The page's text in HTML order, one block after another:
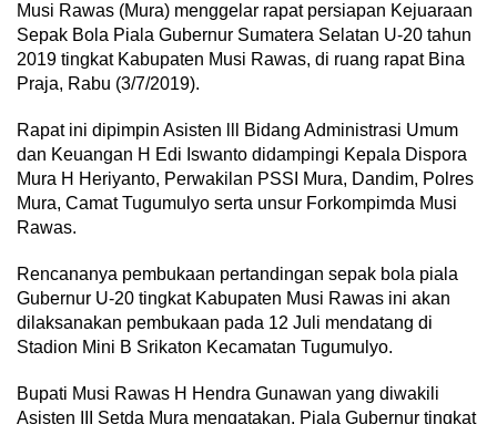
Musi Rawas (Mura) menggelar rapat persiapan Kejuaraan
Sepak Bola Piala Gubernur Sumatera Selatan U-20 tahun
2019 tingkat Kabupaten Musi Rawas, di ruang rapat Bina
Praja, Rabu (3/7/2019).
Rapat ini dipimpin Asisten lll Bidang Administrasi Umum
dan Keuangan H Edi Iswanto didampingi Kepala Dispora
Mura H Heriyanto, Perwakilan PSSI Mura, Dandim, Polres
Mura, Camat Tugumulyo serta unsur Forkompimda Musi
Rawas.
Rencananya pembukaan pertandingan sepak bola piala
Gubernur U-20 tingkat Kabupaten Musi Rawas ini akan
dilaksanakan pembukaan pada 12 Juli mendatang di
Stadion Mini B Srikaton Kecamatan Tugumulyo.
Bupati Musi Rawas H Hendra Gunawan yang diwakili
Asisten III Setda Mura mengatakan, Piala Gubernur tingkat